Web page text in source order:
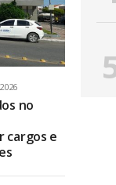
no
cargos e